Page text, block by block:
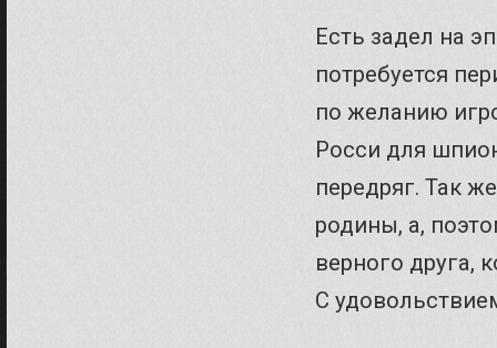
Есть задел на
потребуется
по желанию
Росси для
передряг. Так
родины, а,
верного друга,
С